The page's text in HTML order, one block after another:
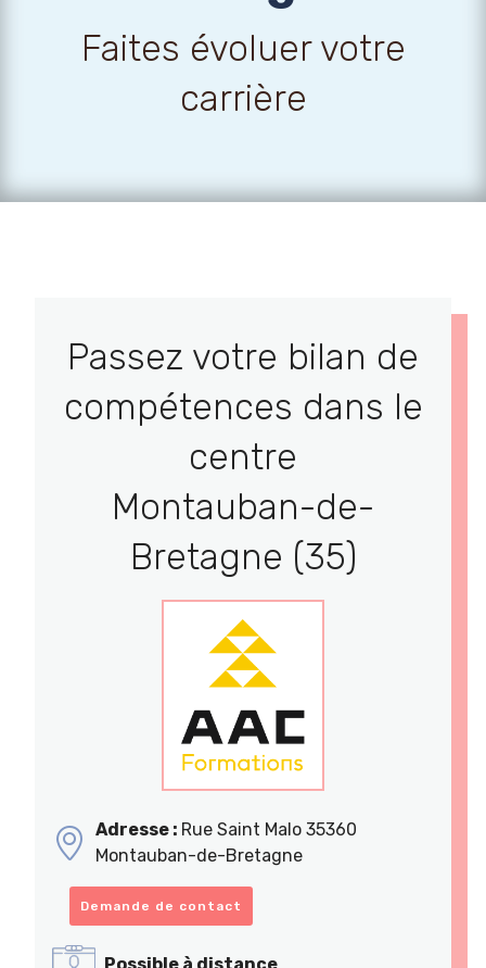
Faites évoluer votre
carrière
Passez votre bilan de
compétences dans le
centre
Montauban-de-
Bretagne (35)
Adresse : Rue Saint Malo 35360
Montauban-de-Bretagne
Demande de contact
Possible à distance